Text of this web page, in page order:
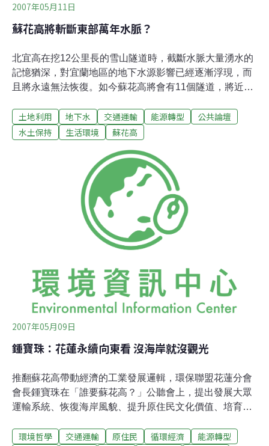
2007年05月11日
蘇花高將斬斷東部萬年水脈？
北宜高在挖12公里長的雪山隧道時，截斷水脈大量湧水的
記憶猶深，對宜蘭地區的地下水源影響已經逐漸浮現，而
且將永遠無法恢復。如今蘇花高將會有11個隧道，將近70
將通過蘇澳鎮的地下水管制區，專家評估：「由於水脈相
通，只要一開挖，隧道湧水發生，珍貴的蘇澳冷泉就會面
嶠暉教授，從花蓮到蘇澳，對台灣東部的地形水文是研究
最深入的專家，最近他這麼提醒：「東部沒有水庫，所以
長期必須靠地下水才能維持綠化與農業，但是蘇花高要做
11個隧道(挖過11座山脈)，每一個隧道都會切斷地下水水
脈，造成地下水流失，幾千年累積下來的地下水，可能在
未來1、20年流光，到時候東部要維持現在的綠化，甚至
維持人口的用水，都是要担心的，更不用說現在推動的有
土地利用 地下水 交通運輸 能源轉型
公共論壇
水土保持
生活環境 蘇花高
2007年05月09日
鍾寶珠：花蓮永續向東看 沒海岸就沒觀光
推翻蘇花高帶動經濟的工業發展邏輯，環保聯盟花蓮分會
會長鍾寶珠在「誰要蘇花高？」公聽會上，提出發展大眾
運輸系統、恢復海岸風貌、提升原住民文化價值、培育軟
珠表示，花蓮一直喊窮，失業率高，但是事實上，過去幾
環境哲學 交通運輸 原住民 循環經濟
能源轉型